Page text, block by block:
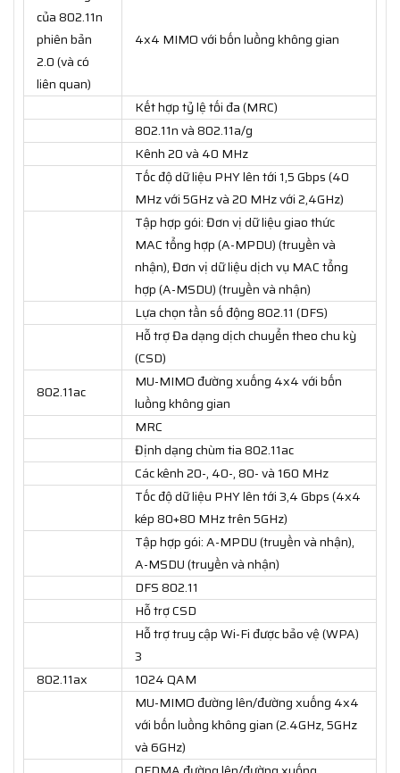
của 802.11n
phiên bản
2.0 (và có
liên quan)
4x4 MIMO với bốn luồng không gian
Kết hợp tỷ lệ tối đa (MRC)
802.11n và 802.11a/g
Kênh 20 và 40 MHz
Tốc độ dữ liệu PHY lên tới 1,5 Gbps (40
MHz với 5GHz và 20 MHz với 2,4GHz)
Tập hợp gói: Đơn vị dữ liệu giao thức
MAC tổng hợp (A-MPDU) (truyền và
nhận), Đơn vị dữ liệu dịch vụ MAC tổng
hợp (A-MSDU) (truyền và nhận)
Lựa chọn tần số động 802.11 (DFS)
Hỗ trợ Đa dạng dịch chuyển theo chu kỳ
(CSD)
802.11ac
MU-MIMO đường xuống 4x4 với bốn
luồng không gian
MRC
Định dạng chùm tia 802.11ac
Các kênh 20-, 40-, 80- và 160 MHz
Tốc độ dữ liệu PHY lên tới 3,4 Gbps (4x4
kép 80+80 MHz trên 5GHz)
Tập hợp gói: A-MPDU (truyền và nhận),
A-MSDU (truyền và nhận)
DFS 802.11
Hỗ trợ CSD
Hỗ trợ truy cập Wi-Fi được bảo vệ (WPA)
3
802.11ax
1024 QAM
MU-MIMO đường lên/đường xuống 4x4
với bốn luồng không gian (2.4GHz, 5GHz
và 6GHz)